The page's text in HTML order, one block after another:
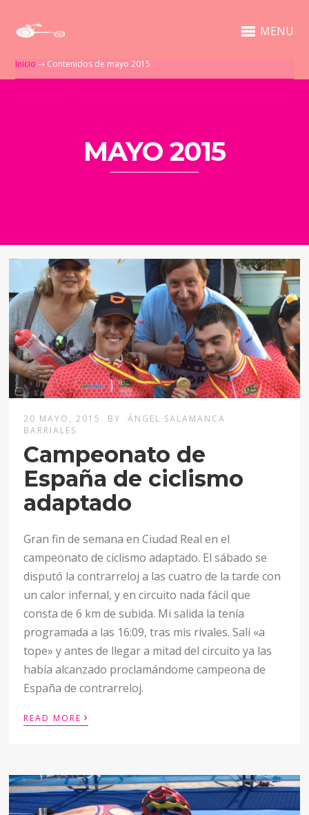
MENU
Inicio ➝ Contenidos de mayo 2015
MAYO 2015
20 MAYO, 2015 BY
ÁNGEL SALAMANCA
BARRIALES
Campeonato de
España de ciclismo
adaptado
Gran fin de semana en Ciudad Real en el
campeonato de ciclismo adaptado. El sábado se
disputó la contrarreloj a las cuatro de la tarde con
un calor infernal, y en circuito nada fácil que
consta de 6 km de subida. Mi salida la tenía
programada a las 16:09, tras mis rivales. Salí «a
tope» y antes de llegar a mitad del circuito ya las
había alcanzado proclamándome campeona de
España de contrarreloj.
READ MORE ›